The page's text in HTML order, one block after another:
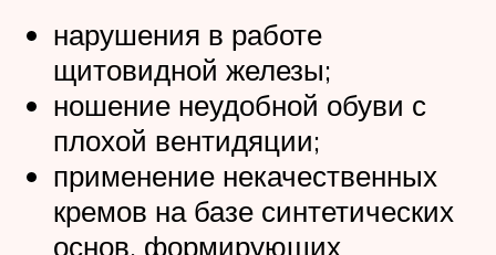
нарушения в работе
щитовидной железы;
ношение неудобной обуви с
плохой вентидяции;
применение некачественных
кремов на базе синтетических
основ, формирующих